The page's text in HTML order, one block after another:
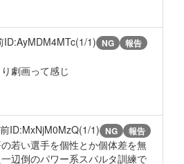
ID:AyMDM4MTc(1/1) NG 報告
劇画って感じ
ID:MxNjM0MzQ(1/1) NG 報告
若い選手を個性とか個体差を無
辺倒のパワー系スパルタ訓練で